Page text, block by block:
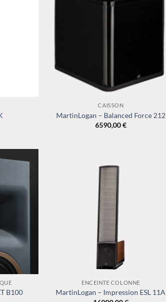
CAISSON
MartinLogan – Balanced Force 212
6590,00€
B100
ENCEINTE COLONNE
MartinLogan – Impression ESL 11A